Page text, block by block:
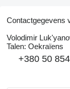
Contactgegevens
Volodimir
Talen: Oekraïens
+380 50